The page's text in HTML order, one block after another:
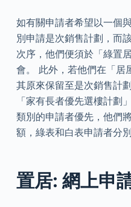
如有關申請者希望以一個
別申請是次銷售計劃，而
次序，他們便須於「綠置
會。 此外，若他們在「居
其原來保留至是次銷售計
「家有長者優先選樓計劃
類別的申請者優先，他們
額，綠表和白表申請者分
置居: 網上申